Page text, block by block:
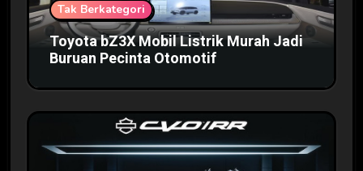
Tak Berkategori
Toyota bZ3X Mobil Listrik Murah Jadi
Buruan Pecinta Otomotif